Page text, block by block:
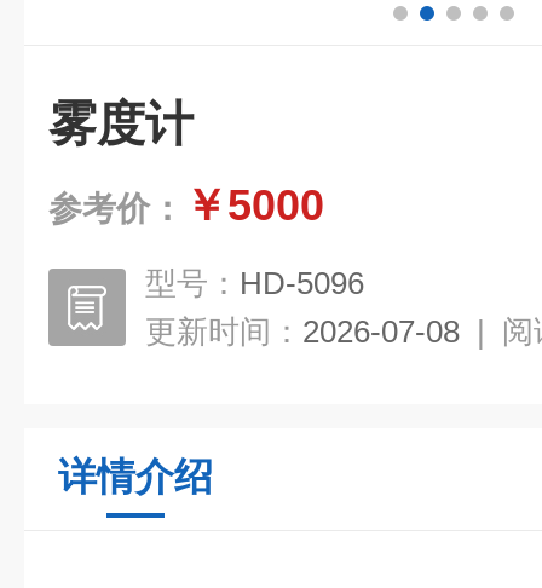
雾度计
参考价： ￥5000
型号： HD-5096
更新时间： 2026-07-08 | 阅
详情介绍